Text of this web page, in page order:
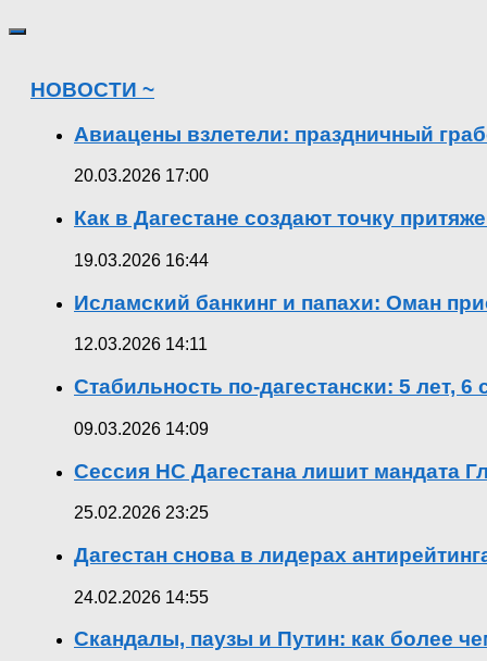
НОВОСТИ ~
Авиацены взлетели: праздничный
20.03.2026 17:00
Как в Дагестане создают точку
19.03.2026 16:44
Исламский банкинг и папахи: Оман
12.03.2026 14:11
Стабильность по-дагестански: 5 лет,
09.03.2026 14:09
Сессия НС Дагестана лишит мандата
25.02.2026 23:25
Дагестан снова в лидерах
24.02.2026 14:55
Скандалы, паузы и Путин: как более